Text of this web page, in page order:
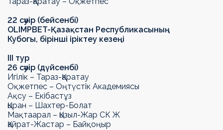
22 сәуір (бейсенбі)
OLIMPBET-Қазақстан Республикасының
Кубогы, бірінші іріктеу кезеңі
III тур
26 сәуір (дүйсенбі)
Игілік – Тараз-Қаратау
Оқжетпес – Оңтүстік Академиясы
Ақсу – Екібастұз
Қыран – Шахтер-Болат
Мақтаарал – Қызыл-Жар СК Ж
Қайрат-Жастар – Байқоңыр